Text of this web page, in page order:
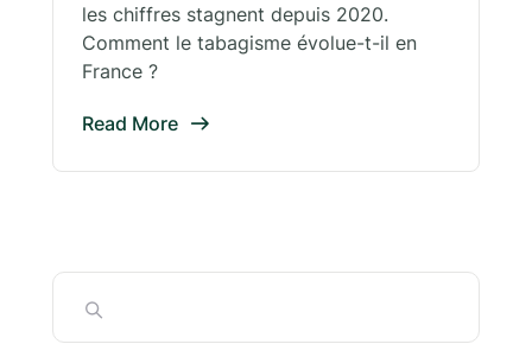
les chiffres stagnent depuis 2020.
Comment le tabagisme évolue-t-il en
France ?
Read More